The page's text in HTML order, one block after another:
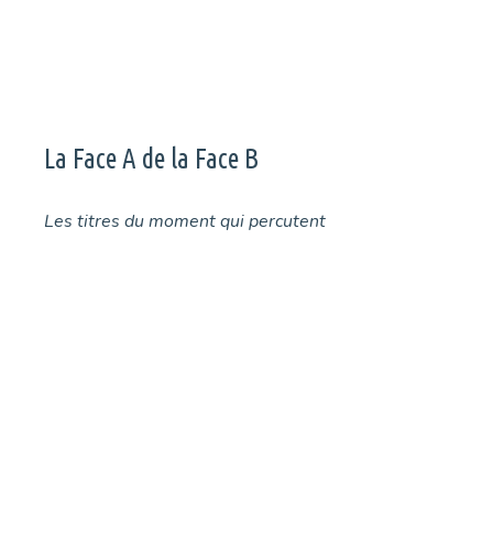
La Face A de la Face B
Les titres du moment qui percutent